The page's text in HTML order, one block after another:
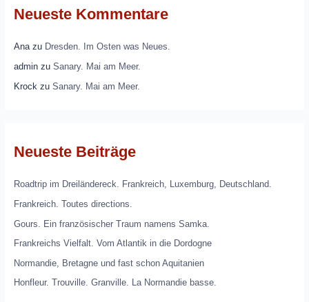
Neueste Kommentare
Anazu Dresden. Im Osten was Neues.
adminzu Sanary. Mai am Meer.
Krock zu Sanary. Mai am Meer.
Neueste Beiträge
Roadtrip im Dreiländereck. Frankreich, Luxemburg, Deutschland.
Frankreich. Toutes directions.
Gours. Ein französischer Traum namens Samka.
Frankreichs Vielfalt. Vom Atlantik in die Dordogne
Normandie, Bretagne und fast schon Aquitanien
Honfleur. Trouville. Granville. La Normandie basse.